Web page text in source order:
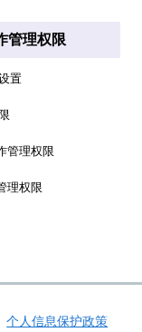
管理权限
置
管理权限
理权限
个人信息保护政策